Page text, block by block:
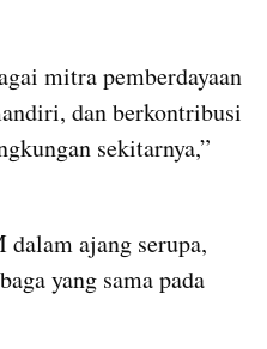
mitra pemberdayaan
dan berkontribusi
sekitarnya,”
ajang serupa,
yang sama pada